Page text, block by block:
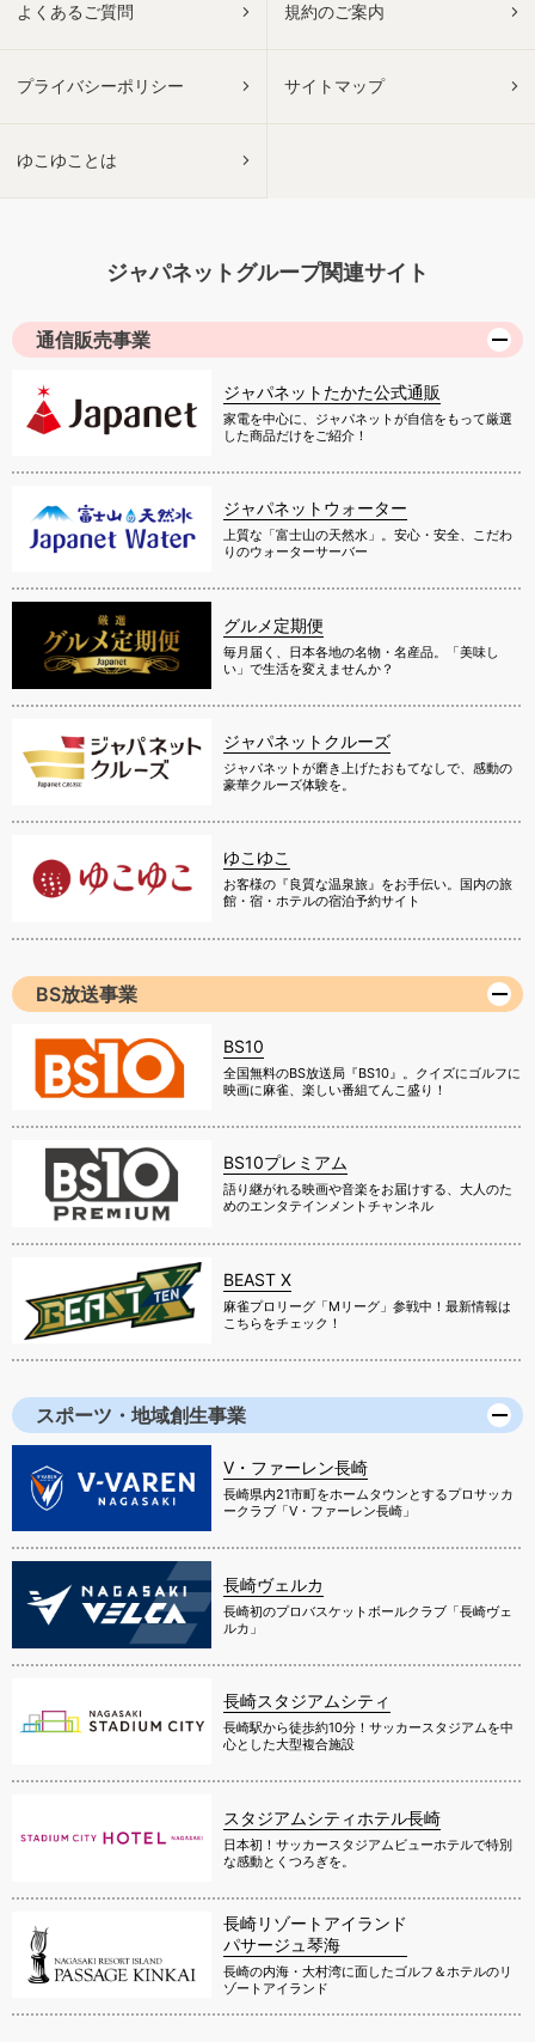
よくあるご質問 規約のご案内
プライバシーポリシー サイトマップ
ゆこゆことは
ジャパネットグループ関連サイト
通信販売事業
ジャパネットたかた公式通販
家電を中心に、ジャパネットが自信をもって厳選
した商品だけをご紹介！
ジャパネットウォーター
上質な「富士山の天然水」。安心・安全、こだわ
りのウォーターサーバー
グルメ定期便
毎月届く、日本各地の名物・名産品。「美味し
い」で生活を変えませんか？
ジャパネットクルーズ
ジャパネットが磨き上げたおもてなしで、感動の
豪華クルーズ体験を。
ゆこゆこ
お客様の『良質な温泉旅』をお手伝い。国内の旅
館・宿・ホテルの宿泊予約サイト
BS放送事業
BS10
全国無料のBS放送局『BS10』。クイズにゴルフに
映画に麻雀、楽しい番組てんこ盛り！
BS10プレミアム
語り継がれる映画や音楽をお届けする、大人のた
めのエンタテインメントチャンネル
BEAST X
麻雀プロリーグ「Mリーグ」参戦中！最新情報は
こちらをチェック！
スポーツ・地域創生事業
V・ファーレン長崎
長崎県内21市町をホームタウンとするプロサッカ
ークラブ「V・ファーレン長崎」
長崎ヴェルカ
長崎初のプロバスケットボールクラブ「長崎ヴェ
ルカ」
長崎スタジアムシティ
長崎駅から徒歩約10分！サッカースタジアムを中
心とした大型複合施設
スタジアムシティホテル長崎
日本初！サッカースタジアムビューホテルで特別
な感動とくつろぎを。
長崎リゾートアイランド
パサージュ琴海
長崎の内海・大村湾に面したゴルフ＆ホテルのリ
ゾートアイランド